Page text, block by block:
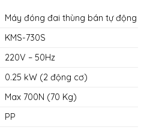
Máy đóng đai thùng bán tự động
KMS-730S
220V – 50Hz
0.25 kW (2 động cơ)
Max 700N (70 Kg)
PP